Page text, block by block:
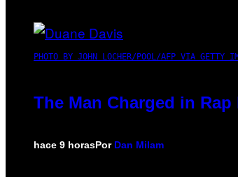
PHOTO BY JOHN LOCHER/POOL/AFP VIA GETTY
The Man Charged in
hace 9 horasPor Dan Milam